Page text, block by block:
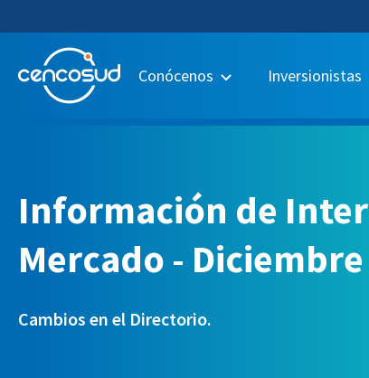
Conócenos Inversionistas
Información de
Mercado - Diciembre
Cambios en el Directorio.